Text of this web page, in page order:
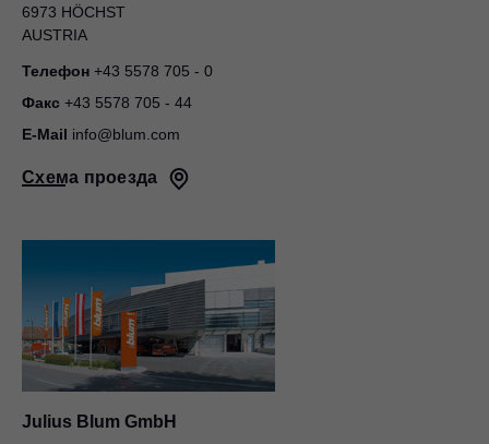
6973 HÖCHST
AUSTRIA
Телефон +43 5578 705 - 0
Факс +43 5578 705 - 44
E-Mail info@blum.com
Схема проезда
Julius Blum GmbH